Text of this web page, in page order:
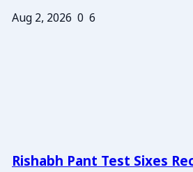
Aug 2, 2026 0 6
Rishabh Pant Test Sixes